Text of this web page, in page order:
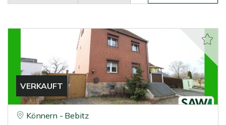
VERKAUFT
Könnern - Bebitz